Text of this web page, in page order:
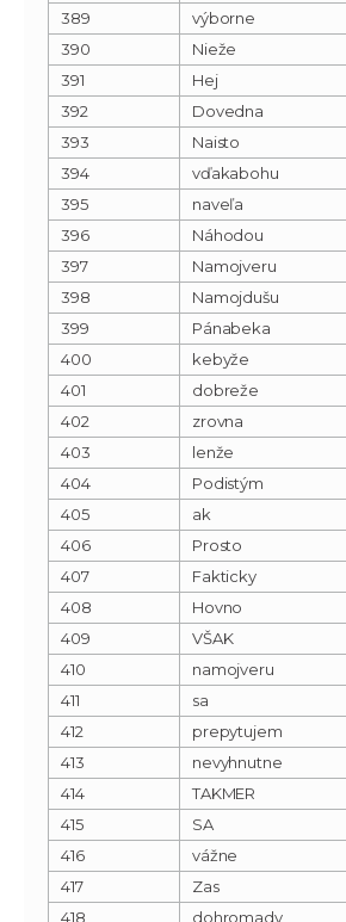
389
výborne
390
Nieže
391
Hej
392
Dovedna
393
Naisto
394
vďakabohu
395
naveľa
396
Náhodou
397
Namojveru
398
Namojdušu
399
Pánabeka
400
kebyže
401
dobreže
402
zrovna
403
lenže
404
Podistým
405
ak
406
Prosto
407
Fakticky
408
Hovno
409
VŠAK
410
namojveru
411
sa
412
prepytujem
413
nevyhnutne
414
TAKMER
415
SA
416
vážne
417
Zas
418
dohromady